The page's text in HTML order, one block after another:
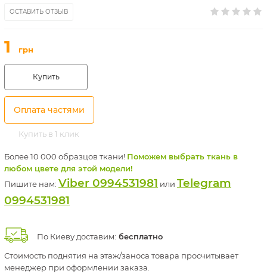
ОСТАВИТЬ ОТЗЫВ
1 грн
Купить
Оплата частями
Купить в 1 клик
Более 10 000 образцов ткани! Поможем выбрать ткань в
любом цвете для этой модели!
Пишите нам: Viber 0994531981 или Telegram
0994531981
По Киеву доставим: бесплатно
Стоимость поднятия на этаж/заноса товара просчитывает
менеджер при оформлении заказа.